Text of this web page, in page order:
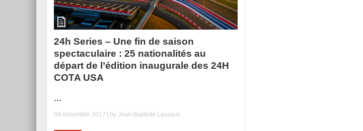
24h Series – Une fin de saison
spectaculaire : 25 nationalités au
départ de l’édition inaugurale des 24H
COTA USA
...
09 novembre 2017 | by Jean-Baptiste Lassaux